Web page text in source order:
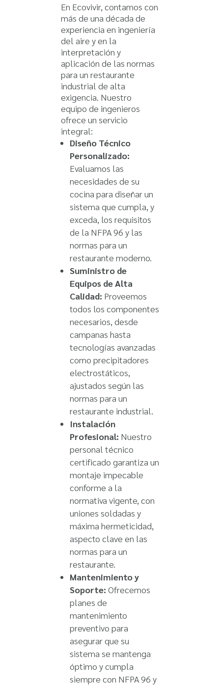
En Ecovivir, contamos con
más de una década de
experiencia en ingeniería
del aire y en la
interpretación y
aplicación de las normas
para un restaurante
industrial de alta
exigencia. Nuestro
equipo de ingenieros
ofrece un servicio
integral:
Diseño Técnico
Personalizado:
Evaluamos las
necesidades de su
cocina para diseñar un
sistema que cumpla, y
exceda, los requisitos
de la NFPA 96 y las
normas para un
restaurante moderno.
Suministro de
Equipos de Alta
Calidad: Proveemos
todos los componentes
necesarios, desde
campanas hasta
tecnologías avanzadas
como precipitadores
electrostáticos,
ajustados según las
normas para un
restaurante industrial.
Instalación
Profesional: Nuestro
personal técnico
certificado garantiza un
montaje impecable
conforme a la
normativa vigente, con
uniones soldadas y
máxima hermeticidad,
aspecto clave en las
normas para un
restaurante.
Mantenimiento y
Soporte: Ofrecemos
planes de
mantenimiento
preventivo para
asegurar que su
sistema se mantenga
óptimo y cumpla
siempre con NFPA 96 y